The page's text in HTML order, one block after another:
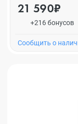
21 590₽
+216 бонусов
Cообщить о